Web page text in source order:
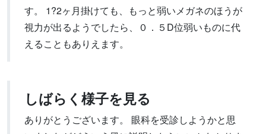
す。 1?2ヶ月掛けても、もっと弱いメガネのほうが
視力が出るようでしたら、０．５D位弱いものに代
えることもありえます。
しばらく様子を見る
ありがとうございます。 眼科を受診しようかと思